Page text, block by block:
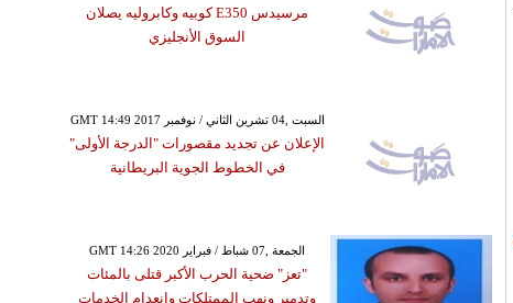
مرسيدس E350 كوبيه وكابروليه يصلان
السوق الأنجليزي
GMT 14:49 2017 السبت ,04 تشرين الثاني / نوفمبر
الإعلان عن تجديد مقصورات "الدرجة الأولى"
في الخطوط الجوية البريطانية
GMT 14:26 2020 الجمعة ,07 شباط / فبراير
"تعز" ضحية الحرب الأكبر قتلى بالمئات
وتدمير ونهب الممتلكات وانعدام الخدمات